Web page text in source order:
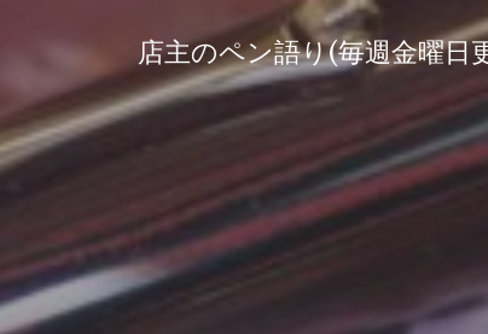
ン
ツ
ッ
プ
店主のペン語り(毎週金曜日